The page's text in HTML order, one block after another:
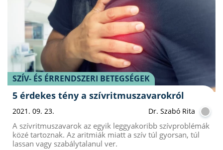
SZÍV- ÉS ÉRRENDSZERI BETEGSÉGEK
5 érdekes tény a szívritmuszavarokról
2021. 09. 23. Dr. Szabó Rita
A szívritmuszavarok az egyik leggyakoribb szívproblémák
közé tartoznak. Az aritmiák miatt a szív túl gyorsan, túl
lassan vagy szabálytalanul ver.